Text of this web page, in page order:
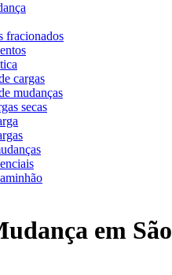
fracionados
cargas
mudanças
secas
em